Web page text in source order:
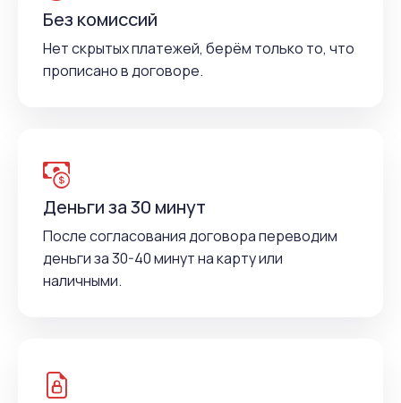
Без комиссий
Нет скрытых платежей, берём только то, что
прописано в договоре.
Деньги за 30 минут
После согласования договора переводим
деньги за 30-40 минут на карту или
наличными.